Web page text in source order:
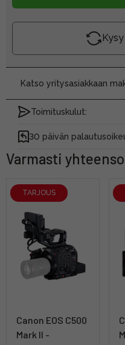
Katso yritysasiakkaan
Toimituskulut:
30 päivän
Varmasti
TARJOUS
Canon EOS C500
Mark II -